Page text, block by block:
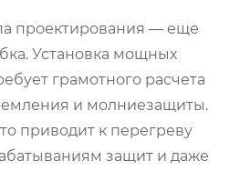
проектирования — еще
Установка мощных
грамотного расчета
и молниезащиты.
приводит к перегреву
защит и даже